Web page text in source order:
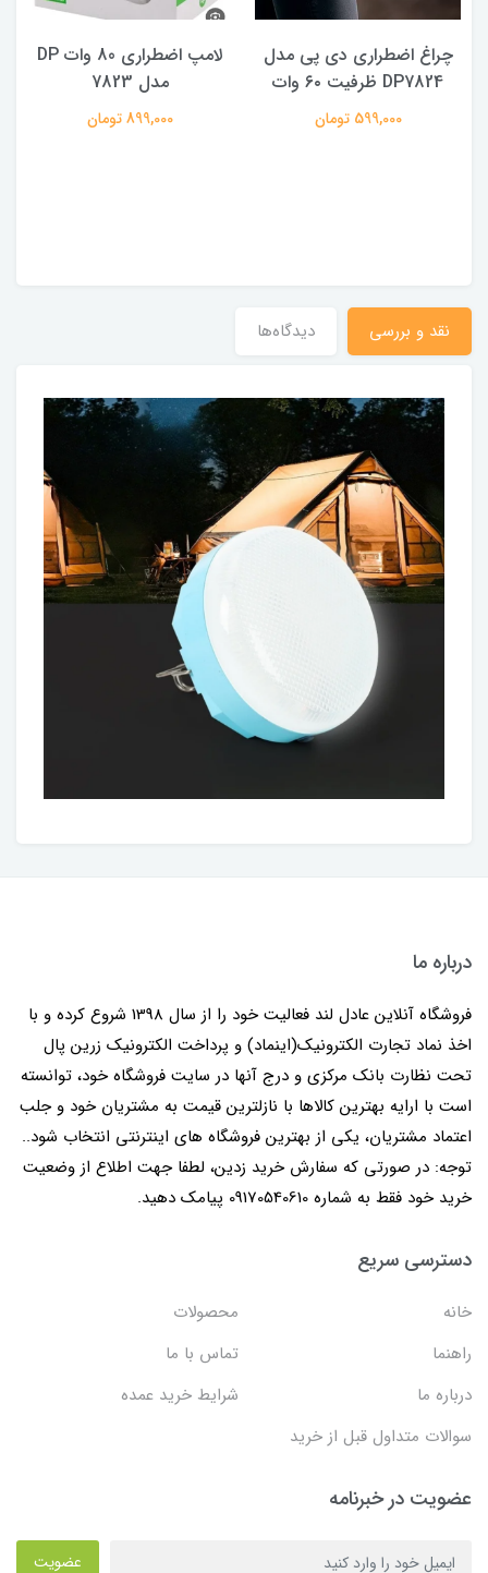
چراغ اضطراری دی پی مدل
DP7824 ظرفیت ۶۰ وات
599,000 تومان
لامپ اضطراری 80 وات DP
مدل 7823
899,000 تومان
نقد و بررسی دیدگاه‌ها
درباره ما
فروشگاه آنلاین عادل لند فعالیت خود را از سال 1398 شروع کرده و با
اخذ نماد تجارت الکترونیک(اینماد) و پرداخت الکترونیک زرین پال
تحت نظارت بانک مرکزی و درج آنها در سایت فروشگاه خود، توانسته
است با ارایه بهترین کالاها با نازلترین قیمت به مشتریان خود و جلب
اعتماد مشتریان، یکی از بهترین فروشگاه های اینترنتی انتخاب شود..
توجه: در صورتی که سفارش خرید زدین، لطفا جهت اطلاع از وضعیت
خرید خود فقط به شماره 09170540610 پیامک دهید.
دسترسی سریع
خانه
محصولات
راهنما
تماس با ما
درباره ما
شرایط خرید عمده
سوالات متداول قبل از خرید
عضویت در خبرنامه
عضویت